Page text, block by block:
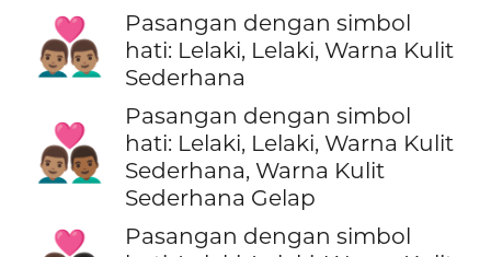
👨🏽‍❤️‍👨🏽
Pasangan dengan simbol
hati: Lelaki, Lelaki, Warna Kulit
Sederhana
👨🏽‍❤️‍👨🏾
Pasangan dengan simbol
hati: Lelaki, Lelaki, Warna Kulit
Sederhana, Warna Kulit
Sederhana Gelap
Pasangan dengan simbol